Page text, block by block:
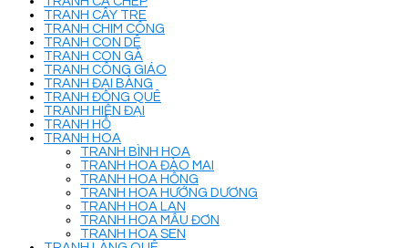
TRANH CÂY TRE
TRANH CHIM CÔNG
TRANH CON DÊ
TRANH CON GÀ
TRANH CÔNG GIÁO
TRANH ĐẠI BÀNG
TRANH ĐỒNG QUÊ
TRANH HIỆN ĐẠI
TRANH HỔ
TRANH HOA
TRANH BÌNH HOA
TRANH HOA ĐÀO MAI
TRANH HOA HỒNG
TRANH HOA HƯỚNG DƯƠNG
TRANH HOA LAN
TRANH HOA MẪU ĐƠN
TRANH HOA SEN